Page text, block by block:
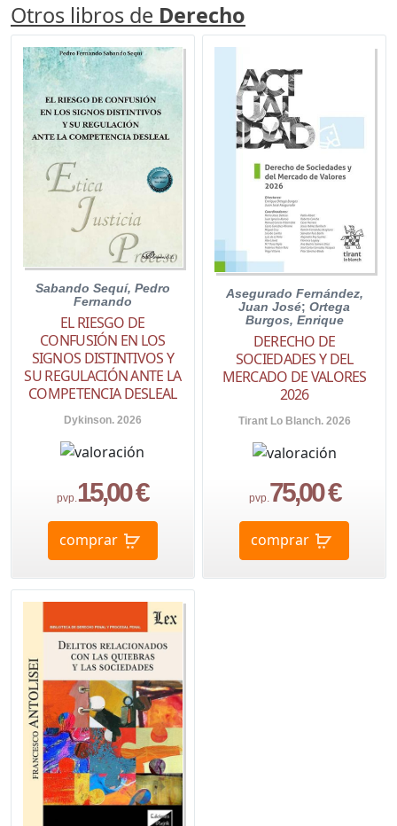
Otros libros de Derecho
Sabando Sequí, Pedro
Fernando
EL RIESGO DE
CONFUSIÓN EN LOS
SIGNOS DISTINTIVOS Y
SU REGULACIÓN ANTE LA
COMPETENCIA DESLEAL
Dykinson. 2026
pvp.15,00 €
comprar
Asegurado Fernández,
Juan José;Ortega
Burgos, Enrique
DERECHO DE
SOCIEDADES Y DEL
MERCADO DE VALORES
2026
Tirant Lo Blanch. 2026
pvp.75,00 €
comprar